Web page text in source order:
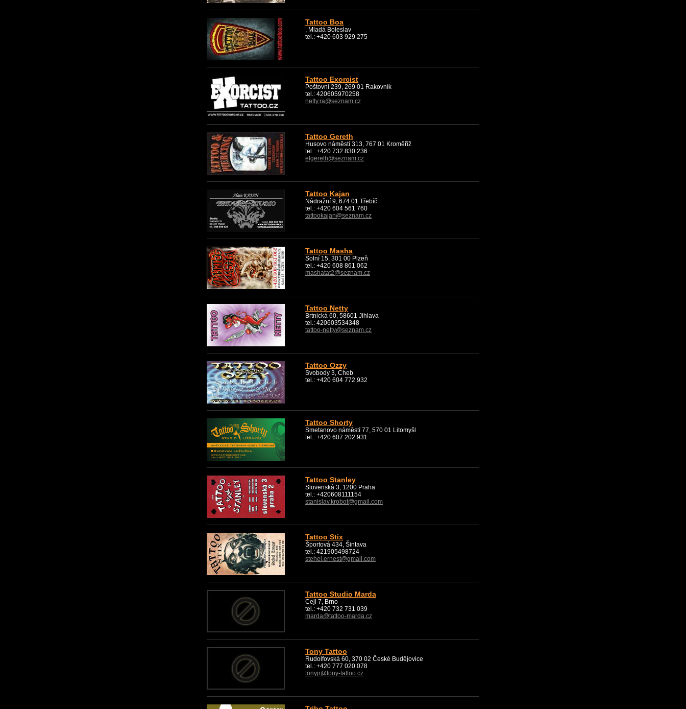
Tattoo Boa
, Mladá Boleslav
tel.: +420 603 929 275
Tattoo Exorcist
Poštovní 239, 269 01 Rakovník
tel.: 420605970258
netty.ra@seznam.cz
Tattoo Gereth
Husovo náměstí 313, 767 01 Kroměříž
tel.: +420 732 830 236
elgereth@seznam.cz
Tattoo Kajan
Nádražní 9, 674 01 Třebíč
tel.: +420 604 561 760
tattookajan@seznam.cz
Tattoo Masha
Solní 15, 301 00 Plzeň
tel.: +420 608 861 062
mashatat2@seznam.cz
Tattoo Netty
Brtnická 60, 58601 Jihlava
tel.: 420603534348
tattoo-netty@seznam.cz
Tattoo Ozzy
Svobody 3, Cheb
tel.: +420 604 772 932
Tattoo Shorty
Smetanovo náměstí 77, 570 01 Litomyšl
tel.: +420 607 202 931
Tattoo Stanley
Slovenská 3, 1200 Praha
tel.: +420608111154
stanislav.krobot@gmail.com
Tattoo Stix
Športová 434, Šintava
tel.: 421905498724
stehel.ernest@gmail.com
Tattoo Studio Marda
Cejl 7, Brno
tel.: +420 732 731 039
marda@tattoo-marda.cz
Tony Tattoo
Rudolfovská 60, 370 02 České Budějovice
tel.: +420 777 020 078
tonyjr@tony-tattoo.cz